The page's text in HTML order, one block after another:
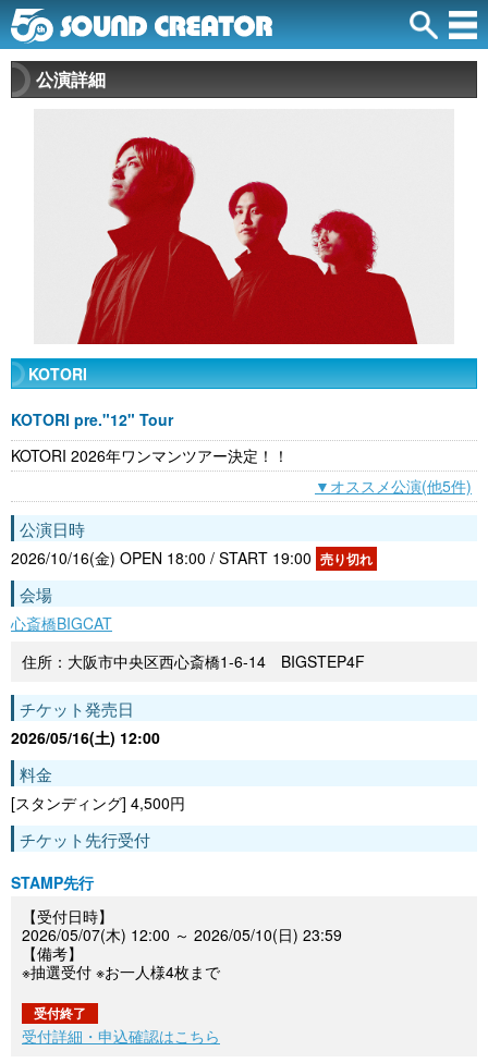
公演詳細
KOTORI
KOTORI pre."12" Tour
KOTORI 2026年ワンマンツアー決定！！
▼オススメ公演(他5件)
公演日時
2026/10/16(金) OPEN 18:00 / START 19:00 売り切れ
会場
心斎橋BIGCAT
住所：大阪市中央区西心斎橋1-6-14 BIGSTEP4F
チケット発売日
2026/05/16(土) 12:00
料金
[スタンディング] 4,500円
チケット先行受付
STAMP先行
【受付日時】
2026/05/07(木) 12:00 ～ 2026/05/10(日) 23:59
【備考】
※抽選受付 ※お一人様4枚まで
受付終了
受付詳細・申込確認はこちら